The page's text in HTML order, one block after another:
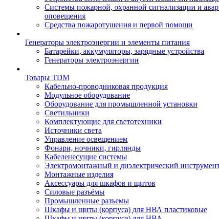
Системы пожарной, охранной сигнализации и
оповещения
Средства пожаротушения и первой помощи
Генераторы электроэнергии и элементы питания
Батарейки, аккумуляторы, зарядные устройства
Генераторы электроэнергии
Товары TDM
Кабельно-проводниковая продукция
Модульное оборудование
Оборудование для промышленной установки
Светильники
Комплектующие для светотехники
Источники света
Управление освещением
Фонари, ночники, гирлянды
Кабеленесущие системы
Электромонтажный и диэлектрический
Монтажные изделия
Аксессуары для шкафов и щитов
Силовые разъёмы
Промышленные разъемы
Шкафы и щиты (корпуса) для НВА пластиковые